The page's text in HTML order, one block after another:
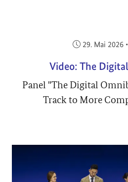
Veröffentlicht
29. Mai 2026 •
Video: The
Panel "The Digital
Track to More